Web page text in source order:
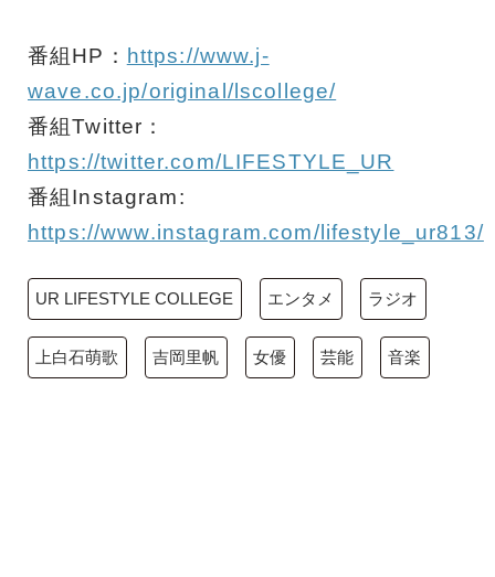
番組HP： https://www.j-
wave.co.jp/original/lscollege/
番組Twitter：
https://twitter.com/LIFESTYLE_UR
番組Instagram:
https://www.instagram.com/lifestyle_ur813/
UR LIFESTYLE COLLEGE エンタメ ラジオ
上白石萌歌 吉岡里帆 女優 芸能 音楽